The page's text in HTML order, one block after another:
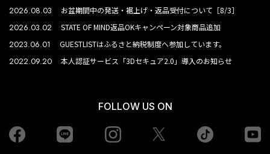
2026.08.03 お盆期間中の発送・裾上げ・返品受付について［8/3］
2026.03.02 STATE OF MIND返品OKキャンペーン対象商品追加
2023.06.01 GUESTLISTはふるさと納税制度へ参加しています。
2022.09.20 本人認証サービス「3Dセキュア2.0」導入のお知らせ
FOLLOW US ON
Facebook Instagram tiktok